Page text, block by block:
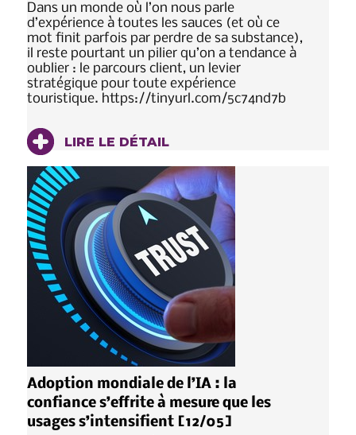
Dans un monde où l’on nous parle
d’expérience à toutes les sauces (et où ce
mot finit parfois par perdre de sa substance),
il reste pourtant un pilier qu’on a tendance à
oublier : le parcours client, un levier
stratégique pour toute expérience
touristique. https://tinyurl.com/5c74nd7b
LIRE LE DÉTAIL
Adoption mondiale de l’IA : la
confiance s’effrite à mesure que les
usages s’intensifient [12/05]